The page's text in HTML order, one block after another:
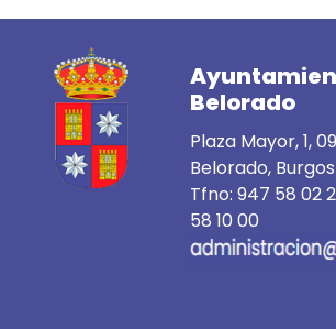
Belorado
Plaza Mayor, 1,
Belorado, Burgos
Tfno: 947 58 02
58 10 00